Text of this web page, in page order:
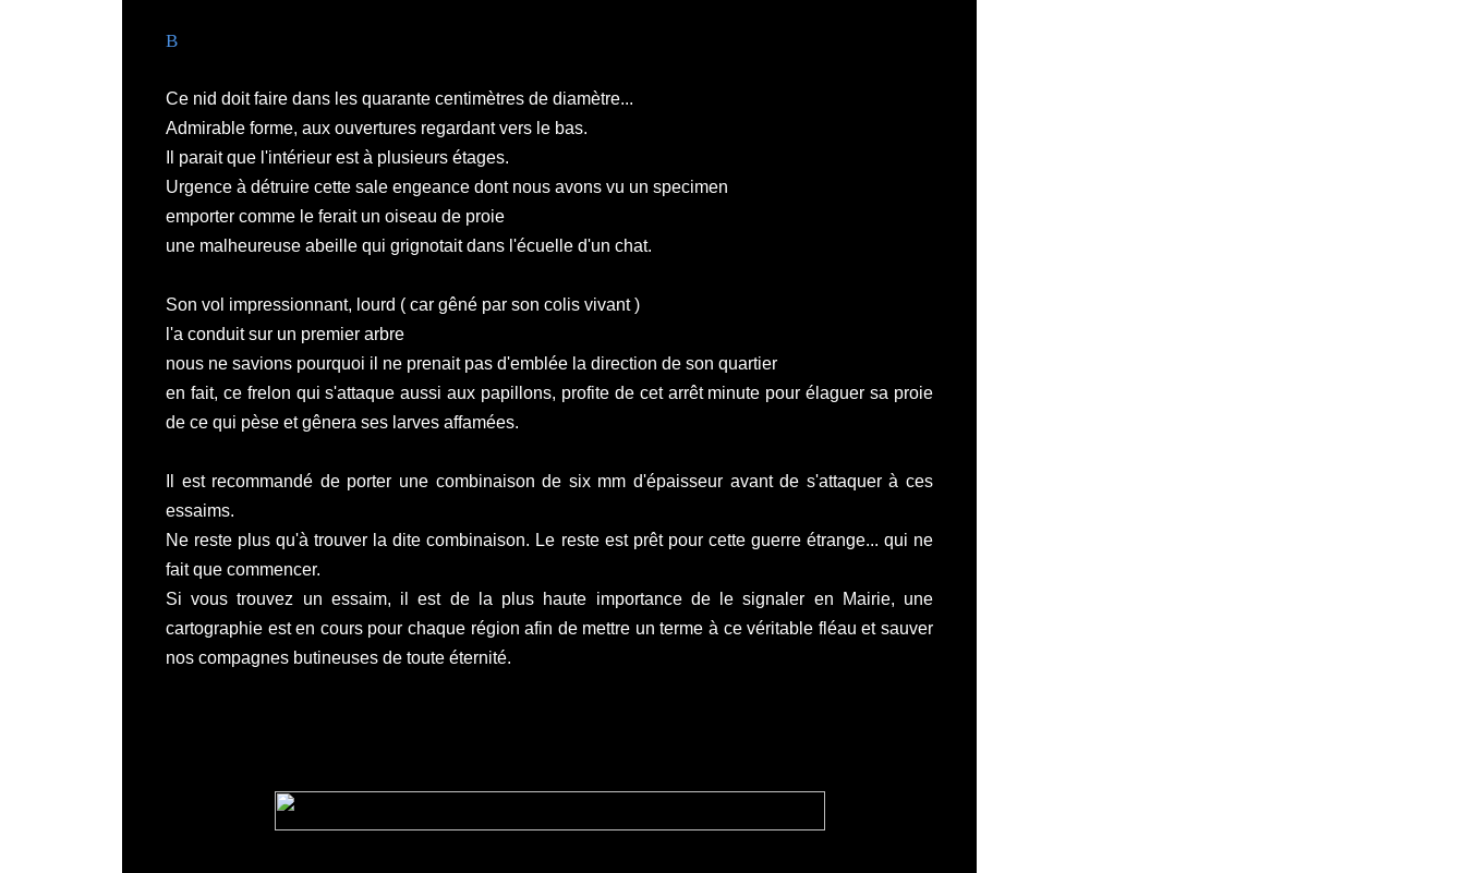
B
Ce nid doit faire dans les quarante centimètres de diamètre...
Admirable forme, aux ouvertures regardant vers le bas.
Il parait que l'intérieur est à plusieurs étages.
Urgence à détruire cette sale engeance dont nous avons vu un specimen
emporter comme le ferait un oiseau de proie
une malheureuse abeille qui grignotait dans l'écuelle d'un chat.
Son vol impressionnant, lourd ( car gêné par son colis vivant )
l'a conduit sur un premier arbre
nous ne savions pourquoi il ne prenait pas d'emblée la direction de son quartier
en fait, ce frelon qui s'attaque aussi aux papillons, profite de cet arrêt minute pourélaguer sa proie
de ce qui pèse et gênera ses larves affamées.
Il est recommandé de porter une combinaison de six mm d'épaisseur avant de s'attaquer à ces
essaims.
Ne reste plus qu'à trouver la dite combinaison. Le reste est prêt pour cette guerre étrange... qui ne
fait que commencer.
Si vous trouvez un essaim, il est de la plus haute importance de le signaler en Mairie, une
cartographie est en cours pour chaque région afin de mettre un terme à ce véritable fléau et sauver
nos compagnes butineuses de toute éternité.